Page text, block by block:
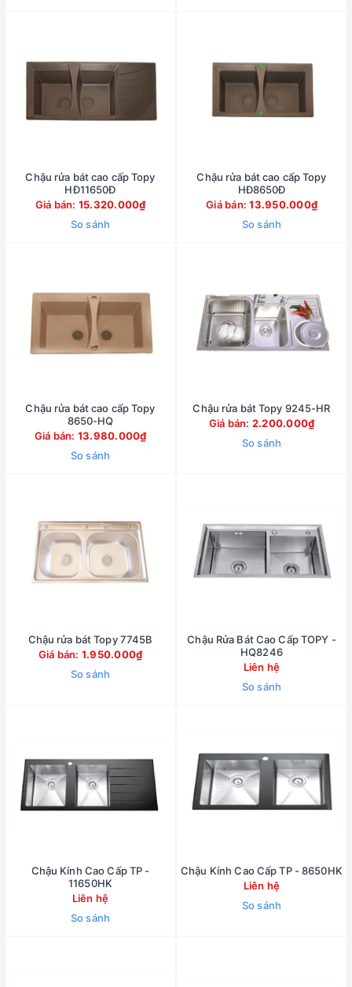
Chậu rửa bát cao cấp Topy
HĐ11650Đ
Giá bán: 15.320.000₫
So sánh
Chậu rửa bát cao cấp Topy
HĐ8650Đ
Giá bán:13.950.000₫
So sánh
Chậu rửa bát cao cấp Topy
8650-HQ
Giá bán: 13.980.000₫
So sánh
Chậu rửa bát Topy 9245-HR
Giá bán: 2.200.000₫
So sánh
Chậu rửa bát Topy 7745B
Giá bán: 1.950.000₫
So sánh
Chậu Rửa Bát Cao Cấp TOPY -
HQ8246
Liên hệ
So sánh
Chậu Kính Cao Cấp TP -
11650HK
Liên hệ
So sánh
Chậu Kính Cao Cấp TP - 8650HK
Liên hệ
So sánh